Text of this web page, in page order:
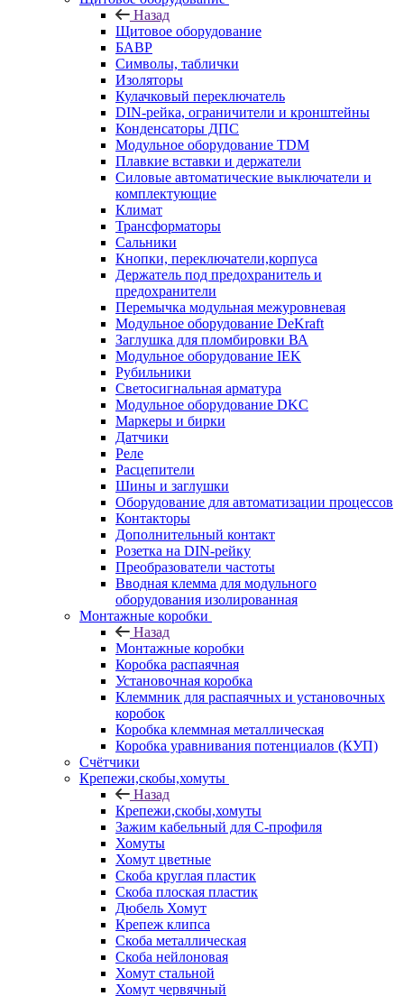
Назад
Щитовое оборудование
БАВР
Символы, таблички
Изоляторы
Кулачковый переключатель
DIN-рейка, ограничители и кронштейны
Конденсаторы ДПС
Модульное оборудование TDM
Плавкие вставки и держатели
Силовые автоматические выключатели и
комплектующие
Климат
Трансформаторы
Сальники
Кнопки, переключатели,корпуса
Держатель под предохранитель и
предохранители
Перемычка модульная межуровневая
Модульное оборудование DeKraft
Заглушка для пломбировки ВА
Модульное оборудование IEK
Рубильники
Светосигнальная арматура
Модульное оборудование DKC
Маркеры и бирки
Датчики
Реле
Расцепители
Шины и заглушки
Оборудование для автоматизации процессов
Контакторы
Дополнительный контакт
Розетка на DIN-рейку
Преобразователи частоты
Вводная клемма для модульного
оборудования изолированная
Монтажные коробки
Назад
Монтажные коробки
Коробка распаячная
Установочная коробка
Клеммник для распаячных и установочных
коробок
Коробка клеммная металлическая
Коробка уравнивания потенциалов (КУП)
Счётчики
Крепежи,скобы,хомуты
Назад
Крепежи,скобы,хомуты
Зажим кабельный для С-профиля
Хомуты
Хомут цветные
Скоба круглая пластик
Скоба плоская пластик
Дюбель Хомут
Крепеж клипса
Скоба металлическая
Скоба нейлоновая
Хомут стальной
Хомут червячный